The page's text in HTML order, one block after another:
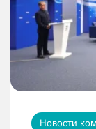
Новости